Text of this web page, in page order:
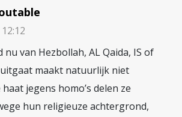
nu van Hezbollah, AL Qaida, IS of
maakt natuurlijk niet
jegens homo’s delen ze
hun religieuze achtergrond,